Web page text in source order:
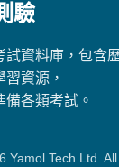
驗
試資料庫，包含
資源，
備各類考試。
Yamol Tech Ltd.